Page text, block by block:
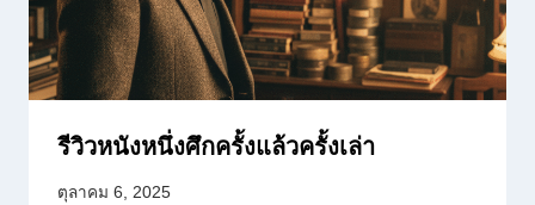
รีวิวหนังหนึ่งศึกครั้งแล้วครั้งเล่า
ตุลาคม 6, 2025